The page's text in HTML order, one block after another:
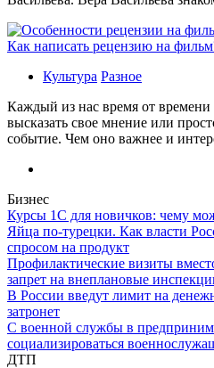
Как написать рецензию на
Культура Разное
Каждый из нас время от
высказать свое мнение или
событие. Чем оно важнее и
Бизнес
Курсы 1С для новичков: чему
Яйца по-турецки. Как власти
спросом на продукт
Профилактические визиты
запрет на внеплановые
В России введут лимит на
затронет
С военной службы в
социализироваться
ДТП